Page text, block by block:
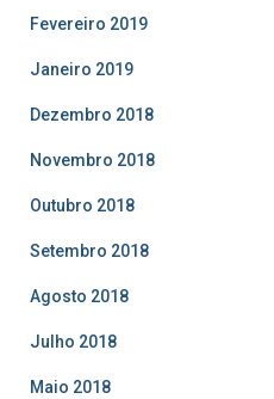
Fevereiro 2019
Janeiro 2019
Dezembro 2018
Novembro 2018
Outubro 2018
Setembro 2018
Agosto 2018
Julho 2018
Maio 2018